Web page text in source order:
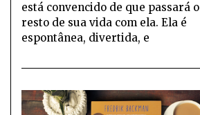
está convencido de que passará o
resto de sua vida com ela. Ela é
espontânea, divertida, e